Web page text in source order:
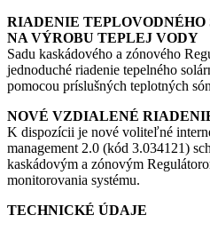
RIADENIE TEPLOVODNÉHO
NA VÝROBU TEPLEJ VODY
Sadu kaskádového a zónového
jednoduché riadenie tepelného
pomocou príslušných teplotných
NOVÉ VZDIALENÉ
K dispozícii je nové voliteľné
management 2.0 (kód 3.034121)
kaskádovým a zónovým
monitorovania systému.
TECHNICKÉ ÚDAJE